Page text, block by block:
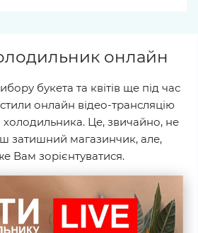
онлайн
букета та квітів ще під час
онлайн відео-трансляцію
холодильника. Це, звичайно, не
затишний магазинчик, але,
Вам зорієнтуватися.